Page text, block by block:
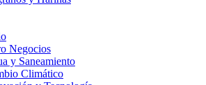
Negocios
y Saneamiento
Climático